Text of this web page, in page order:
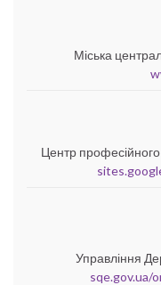
Міська
Центр професійного
Управління
sqe.gov.ua/